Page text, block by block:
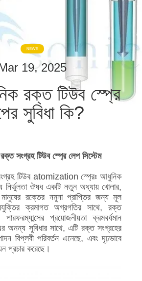
NEWS
19, 2025
রক্ত টিউব স্প্রে
সুবিধা কি?
সংগ্রহ টিউব স্প্রে লেপ সিস্টেম
টিউব atomization স্প্রেঃ আধুনিক
নির্ভুলতা ঔষধ একটি নতুন অধ্যায় খোলার,
রক্তের নমুনা প্রাপ্তির জন্য মূল
ক্রমাগত অগ্রগতির সাথে, রক্ত
প্রয়োজনীয়তা ক্রমবর্ধমান
অনন্য সুবিধার সাথে, এটি রক্ত সংগ্রহের
বিপ্লবী পরিবর্তন এনেছে, এবং দৃঢ়ভাবে
প্রচার করেছে।